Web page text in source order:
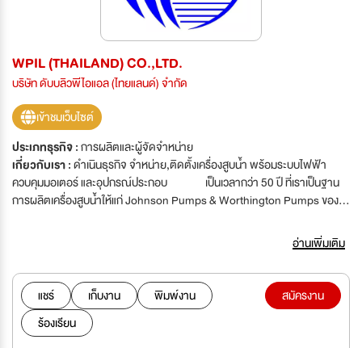
WPIL (THAILAND) CO.,LTD.
บริษัท ดับบลิวพีไอแอล (ไทยแลนด์) จำกัด
เข้าชมเว็บไซต์
ประเภทธุรกิจ :การผลิตและผู้จัดจำหน่าย
เกี่ยวกับเรา :ดำเนินธุรกิจ จำหน่าย,ติดตั้งเครื่องสูบน้ำ พร้อมระบบไฟฟ้า
ควบคุมมอเตอร์ และอุปกรณ์ประกอบ เป็นเวลากว่า 50 ปี ที่เราเป็นฐาน
การผลิตเครื่องสูบน้ำให้แก่ Johnson Pumps & Worthington Pumps ของ
ซึ่งได้รับถ่ายทอดเทคโนโลยีการผลิต ด้วยมาตรฐานเดียวกับ Johnson &
Worthington ประเทศสหรัฐอเมริกา รับรองคุณภาพการผลิตและสิ่ง
แวดล้อม โดย ISO 9001:2008 ของ TUV NORD ISO
14001:2004 ของ TUV NORD เรามีฐานการผลิตอยู่ที่ประเทศอินเดีย
ประเทศออสเตรเลีย ประเทศแอฟริกาใต้ และประเทศอิตาลี เรามี
สำนักงานขายอยู่ทุกทวีปทั่วโลก รวมถึงประเทศไทย
อ่านเพิ่มเติม
แชร์ เก็บงาน
พิมพ์งาน
ร้องเรียน
สมัครงาน